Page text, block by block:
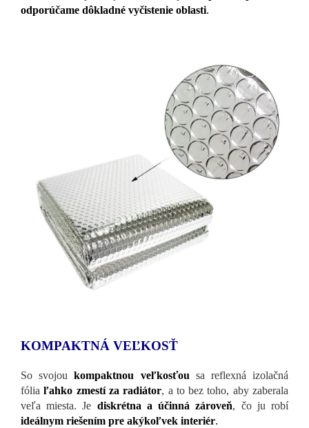
odporúčame dôkladné vyčistenie oblasti.
KOMPAKTNÁ VEĽKOSŤ
So svojoukompaktnou veľkosťousa reflexná izolačná
fóliaľahko zmestí za radiátor, a to bez toho, aby zaberala
veľa miesta. Je diskrétna a účinná zároveň, čo ju robí
ideálnym riešením pre akýkoľvek interiér.